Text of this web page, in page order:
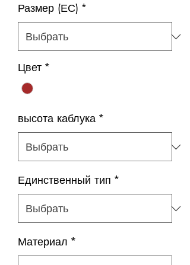
Размер (ЕС) *
Цвет *
высота каблука *
Единственный тип *
Материал *